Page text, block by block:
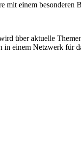
mit einem
über aktuelle
in einem Netzwerk